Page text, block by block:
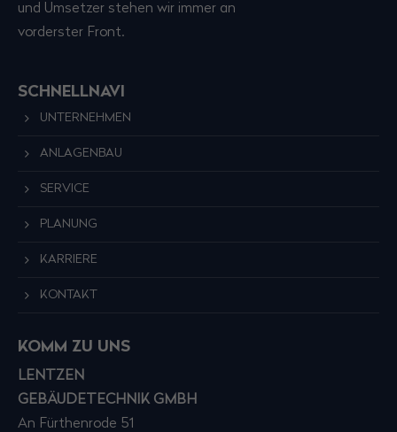
und Umsetzer stehen wir immer an
vorderster Front.
SCHNELLNAVI
UNTERNEHMEN
ANLAGENBAU
SERVICE
PLANUNG
KARRIERE
KONTAKT
KOMM ZU UNS
LENTZEN
GEBÄUDETECHNIK GMBH
An Fürthenrode 51